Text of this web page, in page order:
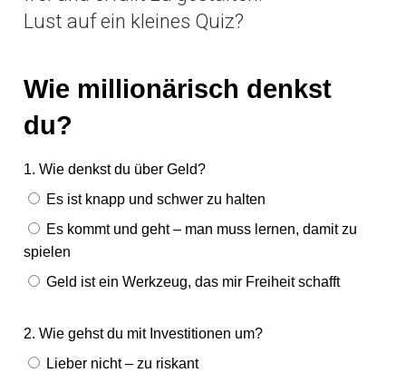
Lust auf ein kleines Quiz?
Wie millionärisch denkst
du?
1. Wie denkst du über Geld?
Es ist knapp und schwer zu halten
Es kommt und geht – man muss lernen, damit zu
spielen
Geld ist ein Werkzeug, das mir Freiheit schafft
2. Wie gehst du mit Investitionen um?
Lieber nicht – zu riskant